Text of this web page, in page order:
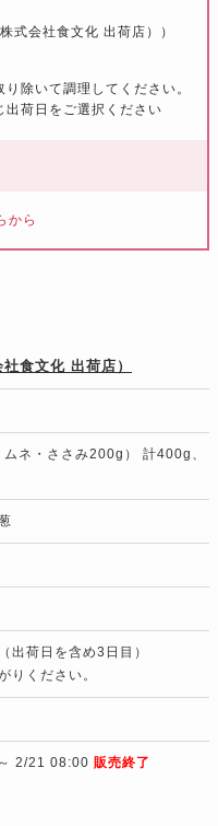
式会社食文化 出荷店））
除いて調理してください。
出荷日をご選択ください
から
食文化 出荷店）
ネ・ささみ200g） 計400g、
出荷日を含め3日目）
りください。
2/21 08:00 販売終了